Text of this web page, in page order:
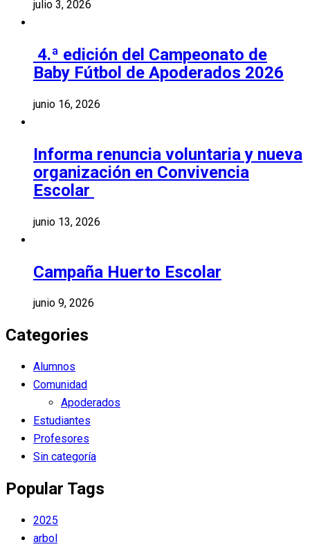
julio 3, 2026
4.ª edición del Campeonato de
Baby Fútbol de Apoderados 2026
junio 16, 2026
Informa renuncia voluntaria y nueva
organización en Convivencia
Escolar
junio 13, 2026
Campaña Huerto Escolar
junio 9, 2026
Categories
Alumnos
Comunidad
Apoderados
Estudiantes
Profesores
Sin categoría
Popular Tags
2025
arbol